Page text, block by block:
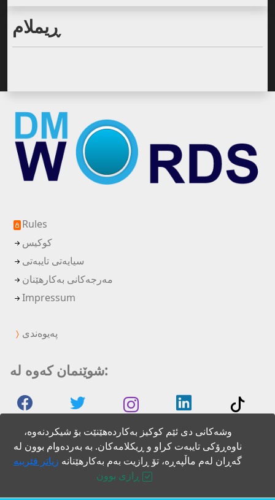
ڕیملام
وشەکانی دی ئێم کوکیز بەکاردەهێنێت بۆ شیکردنەوە،
ناوەڕۆکی تایبەت کراو و ڕیکلامەکان. بە بەردەوام بوون لە
گەڕان لەم ماڵپەڕە، تۆ ڕازیت بەم بەکارهێنانە زیاتر فێرببە
ڕازی بوون
Rules
کوکیس
سیایەتی تایبەتی
مەرجەکانی بەکارهێنان
Impressum
پەیوەندی
شوێنمان کەوە لە: